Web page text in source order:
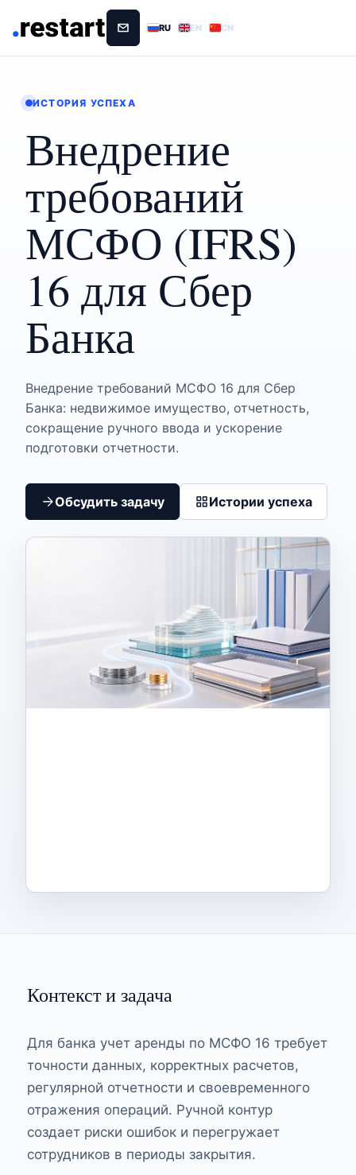
RU EN CN
ИСТОРИЯ УСПЕХА
Внедрение
требований
МСФО (IFRS)
16 для Сбер
Банка
Внедрение требований МСФО 16 для Сбер
Банка: недвижимое имущество, отчетность,
сокращение ручного ввода и ускорение
подготовки отчетности.
Обсудить задачу Истории успеха
Контекст и задача
Для банка учет аренды по МСФО 16 требует
точности данных, корректных расчетов,
регулярной отчетности и своевременного
отражения операций. Ручной контур
создает риски ошибок и перегружает
сотрудников в периоды закрытия.